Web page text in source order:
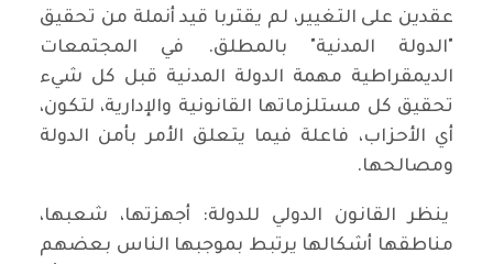
عقدين على التغيير، لم يقتربا قيد أنملة من تحقيق
"الدولة المدنية" بالمطلق. في المجتمعات
الديمقراطية مهمة الدولة المدنية قبل كل شيء
تحقيق كل مستلزماتها القانونية والإدارية، لتكون،
أي الأحزاب، فاعلة فيما يتعلق الأمر بأمن الدولة
ومصالحها.
ينظر القانون الدولي للدولة: أجهزتها، شعبها،
مناطقها أشكالها يرتبط بموجبها الناس بعضهم